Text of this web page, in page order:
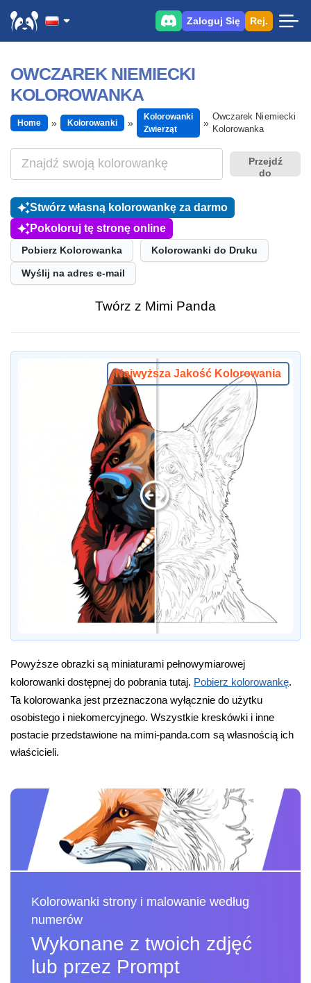
Zaloguj Się Rej.
OWCZAREK NIEMIECKI
KOLOROWANKA
Home Kolorowanki
Kolorowanki
Zwierząt
Owczarek Niemiecki
Kolorowanka
Przejdź
do
Stwórz własną kolorowankę za darmo
Pokoloruj tę stronę online
Pobierz Kolorowanka Kolorowanki do Druku
Wyślij na adres e-mail
Twórz z Mimi Panda
Najwyższa Jakość Kolorowania
Powyższe obrazki są miniaturami pełnowymiarowej
kolorowanki dostępnej do pobrania tutaj. Pobierz kolorowankę.
Ta kolorowanka jest przeznaczona wyłącznie do użytku
osobistego i niekomercyjnego. Wszystkie kreskówki i inne
postacie przedstawione na mimi-panda.com są własnością ich
właścicieli.
Kolorowanki strony i malowanie według
numerów
Wykonane z twoich zdjęć
lub przez Prompt